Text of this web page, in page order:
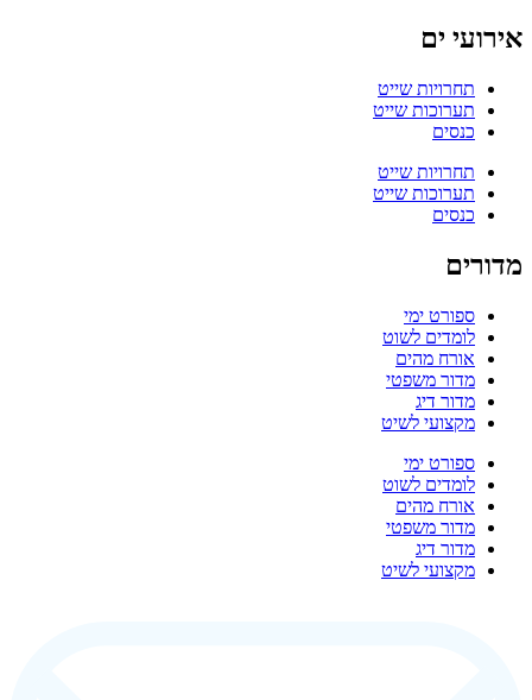
אירועי ים
תחרויות שייט
תערוכות שייט
כנסים
תחרויות שייט
תערוכות שייט
כנסים
מדורים
ספורט ימי
לומדים לשוט
אורח מהים
מדור משפטי
מדור דיג
מקצועי לשיט
ספורט ימי
לומדים לשוט
אורח מהים
מדור משפטי
מדור דיג
מקצועי לשיט